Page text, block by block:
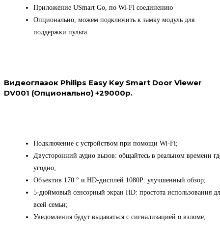
Приложение USmart Go, по Wi-Fi соединению
Опционально, можем подключить к замку модуль для
поддержки пульта.
Видеоглазок Philips Easy Key Smart Door Viewer
DV001 (Опционально) +29000р.
Подключение с устройством при помощи Wi-Fi;
Двусторонний аудио вызов: общайтесь в реальном времени
угодно;
Объектив 170 ° и HD-дисплей 1080P: улучшенный обзор;
5-дюймовый сенсорный экран HD: простота использования
всей семьи;
Уведомления будут выдаваться с сигнализацией о взломе;